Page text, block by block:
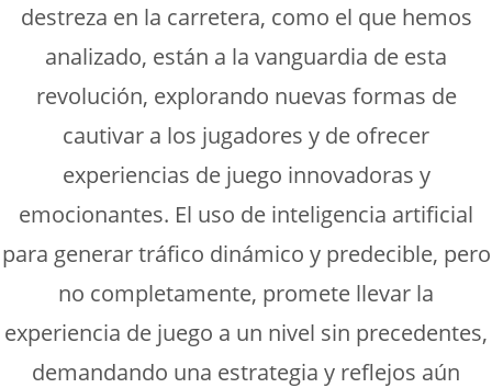
destreza en la carretera, como el que hemos
analizado, están a la vanguardia de esta
revolución, explorando nuevas formas de
cautivar a los jugadores y de ofrecer
experiencias de juego innovadoras y
emocionantes. El uso de inteligencia artificial
para generar tráfico dinámico y predecible, pero
no completamente, promete llevar la
experiencia de juego a un nivel sin precedentes,
demandando una estrategia y reflejos aún